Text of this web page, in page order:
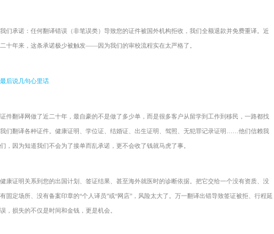
我们承诺：任何翻译错误（非笔误类）导致您的证件被国外机构拒收，我们全额退款并免费重译。近
二十年来，这条承诺极少被触发——因为我们的审校流程实在太严格了。
最后说几句心里话
证件翻译网做了近二十年，最自豪的不是做了多少单，而是很多客户从留学到工作到移民，一路都找
我们翻译各种证件。健康证明、学位证、结婚证、出生证明、驾照、无犯罪记录证明……他们信赖我
们，因为知道我们不会为了接单而乱承诺，更不会收了钱就马虎了事。
健康证明关系到您的出国计划、签证结果、甚至海外就医时的诊断依据。把它交给一个没有资质、没
有固定场所、没有备案印章的“个人译员”或“网店”，风险太大了。万一翻译出错导致签证被拒、行程延
误，损失的不仅是时间和金钱，更是机会。